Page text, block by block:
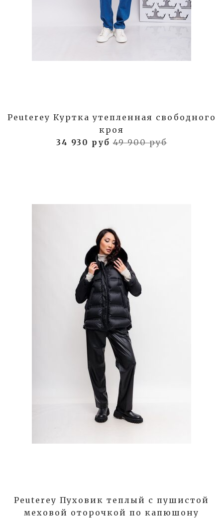
Peuterey Куртка утепленная свободного
кроя
34 930 руб49 900 руб
Peuterey Пуховик теплый с пушистой
меховой оторочкой по капюшону